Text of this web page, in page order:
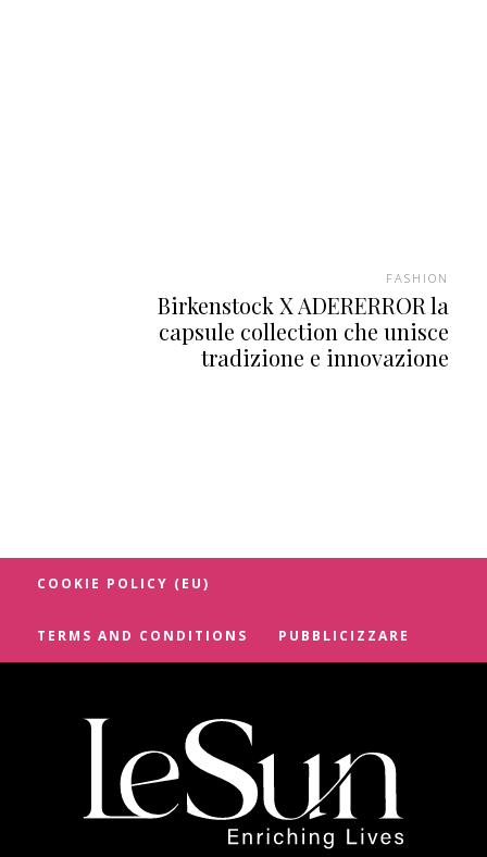
FASHION
Birkenstock X ADERERROR la
capsule collection che unisce
tradizione e innovazione
COOKIE POLICY (EU)
TERMS AND CONDITIONS PUBBLICIZZARE